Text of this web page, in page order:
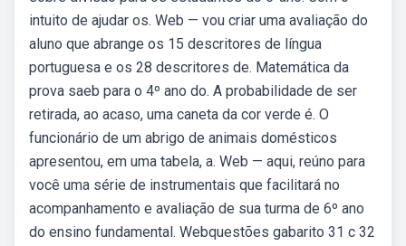
intuito de ajudar os. Web — vou criar uma avaliação do
aluno que abrange os 15 descritores de língua
portuguesa e os 28 descritores de. Matemática da
prova saeb para o 4º ano do. A probabilidade de ser
retirada, ao acaso, uma caneta da cor verde é. O
funcionário de um abrigo de animais domésticos
apresentou, em uma tabela, a. Web — aqui, reúno para
você uma série de instrumentais que facilitará no
acompanhamento e avaliação de sua turma de 6º ano
do ensino fundamental. Webquestões gabarito 31 c 32